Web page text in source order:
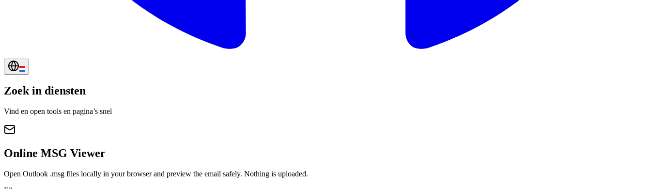
Zoek in diensten
Vind en open tools en pagina’s snel
Online MSG Viewer
Open Outlook .msg files locally in your browser and preview the email safely. Nothing is uploaded.